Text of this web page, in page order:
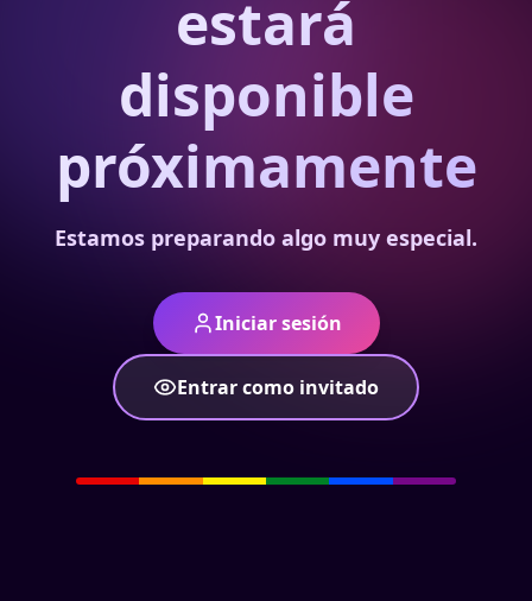
estará
disponible
próximamente
Estamos preparando algo muy especial.
Iniciar sesión
Entrar como invitado